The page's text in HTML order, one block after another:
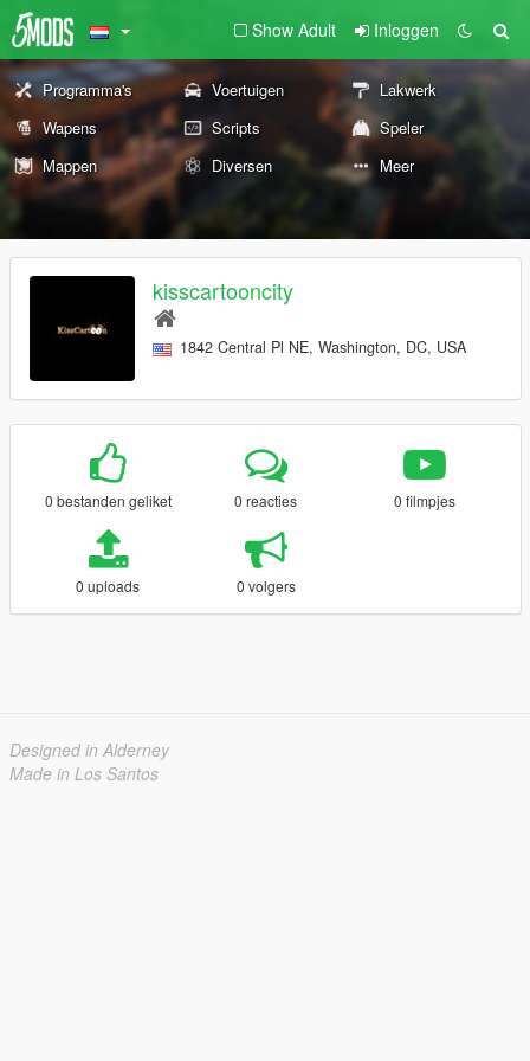
Show Adult Inloggen
Programma's Voertuigen
Lakwerk
Wapens
Scripts
Speler
Mappen
Diversen Meer
kisscartooncity
1842 Central Pl NE, Washington, DC, USA
0 bestanden geliket 0 reacties 0 filmpjes
0 uploads 0 volgers
Designed in Alderney
Made in Los Santos